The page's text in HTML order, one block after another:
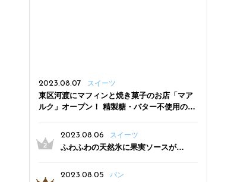
2023.08.07 スイーツ
東区河渡にマフィンと焼き菓子のお店「マア
ルク」オープン！ 精製糖・バター不使用の体
2023.08.06
スイーツ
ふわふわの天然氷に果実ソースがた
三条駅近くにオープン
2023.08.05 パン